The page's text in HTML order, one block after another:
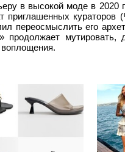
в высокой моде в
приглашенных
переосмыслить его
продолжает